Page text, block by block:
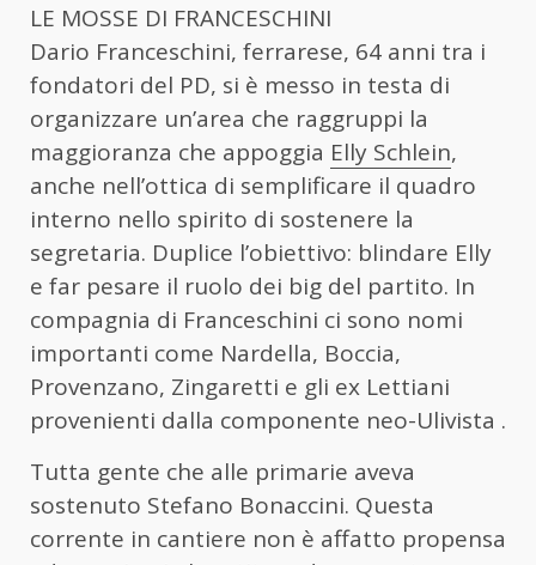
LE MOSSE DI FRANCESCHINI
Dario Franceschini, ferrarese, 64 anni tra i
fondatori del PD, si è messo in testa di
organizzare un’area che raggruppi la
maggioranza che appoggia Elly Schlein,
anche nell’ottica di semplificare il quadro
interno nello spirito di sostenere la
segretaria. Duplice l’obiettivo: blindare Elly
e far pesare il ruolo dei big del partito. In
compagnia di Franceschini ci sono nomi
importanti come Nardella, Boccia,
Provenzano, Zingaretti e gli ex Lettiani
provenienti dalla componente neo-Ulivista .
Tutta gente che alle primarie aveva
sostenuto Stefano Bonaccini. Questa
corrente in cantiere non è affatto propensa